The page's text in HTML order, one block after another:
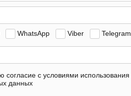
WhatsApp Viber Telegram
согласие с условиями использования
данных